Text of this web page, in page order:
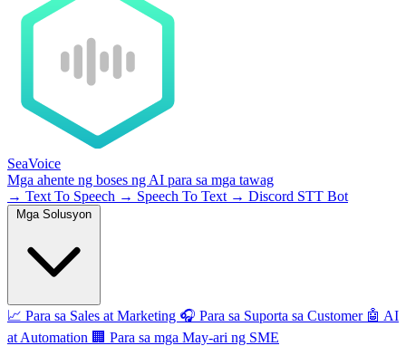
SeaVoice
Mga ahente ng boses ng AI para sa mga tawag
→ Text To Speech → Speech To Text → Discord STT Bot
📈 Para sa Sales at Marketing 🎧 Para sa Suporta sa Customer 🤖 AI
at Automation 🏢 Para sa mga May-ari ng SME